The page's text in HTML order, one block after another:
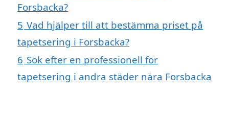
Forsbacka?
5 Vad hjälper till att bestämma priset på
tapetsering i Forsbacka?
6 Sök efter en professionell för
tapetsering i andra städer nära Forsbacka